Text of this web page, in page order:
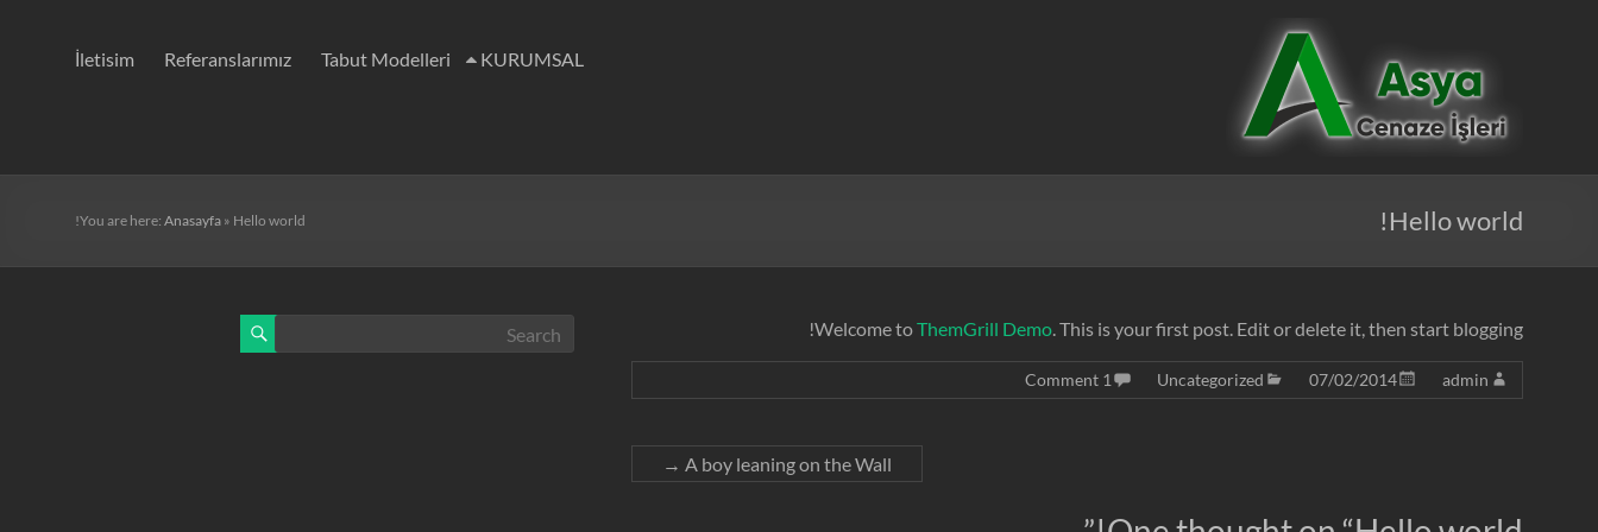
Asya
Cenaze
İşleri
KURUMSAL
Tabut Modelleri
Referanslarımız
İletisim
Hello world!
You are here: Anasayfa » Hello world!
Welcome toThemGrill Demo. This is your first post. Edit or delete it, then start blogging!
admin
07/02/2014
Uncategorized
1 Comment
A boy leaning on the Wall
→